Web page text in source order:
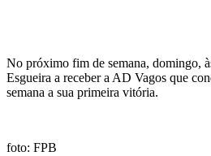
No próximo fim de semana, domingo,
Esgueira a receber a AD Vagos que
semana a sua primeira vitória.
foto: FPB